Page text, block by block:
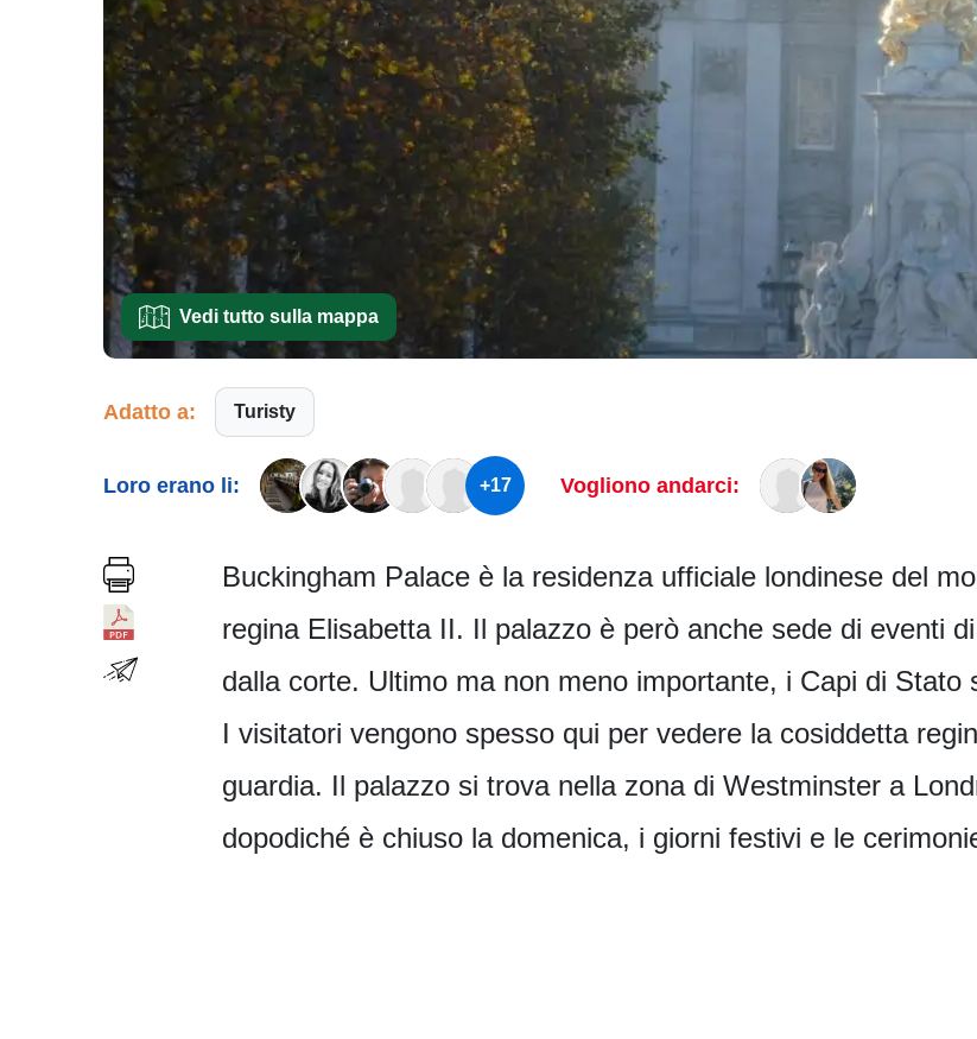
Vedi tutto sulla mappa
Adatto a: Turisty
Loro erano li: +17 Vogliono andarci:
Buckingham Palace è la residenza ufficiale londinese del
regina Elisabetta II. Il palazzo è però anche sede di eventi
dalla corte. Ultimo ma non meno importante, i Capi di Stato
I visitatori vengono spesso qui per vedere la cosiddetta
guardia. Il palazzo si trova nella zona di Westminster a
dopodiché è chiuso la domenica, i giorni festivi e le